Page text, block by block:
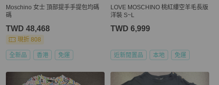
Moschino 女士 頂部提手手提包均碼
碼
TWD 48,468
現折 808
全新品 香港 免運
LOVE MOSCHINO 桃紅縷空羊毛長版
洋裝 S~L
TWD 6,999
近新閒置品 本地 免運